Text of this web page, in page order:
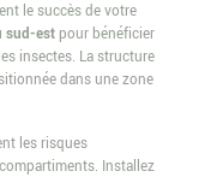
le succès de votre
sud-estpour bénéficier
insectes. La structure
dans une zone
les risques
Installez